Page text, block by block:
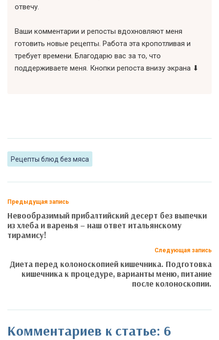
отвечу.
Ваши комментарии и репосты вдохновляют меня
готовить новые рецепты. Работа эта кропотливая и
требует времени. Благодарю вас за то, что
поддерживаете меня. Кнопки репоста внизу экрана ⬇
Рецепты блюд без мяса
Предыдущая запись
Невообразимый прибалтийский десерт без выпечки
из хлеба и варенья – наш ответ итальянскому
тирамису!
Следующая запись
Диета перед колоноскопией кишечника. Подготовка
кишечника к процедуре, варианты меню, питание
после колоноскопии.
Комментариев к статье: 6